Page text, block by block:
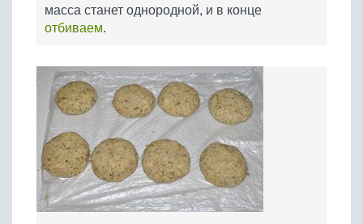
масса станет однородной, и в конце
отбиваем.